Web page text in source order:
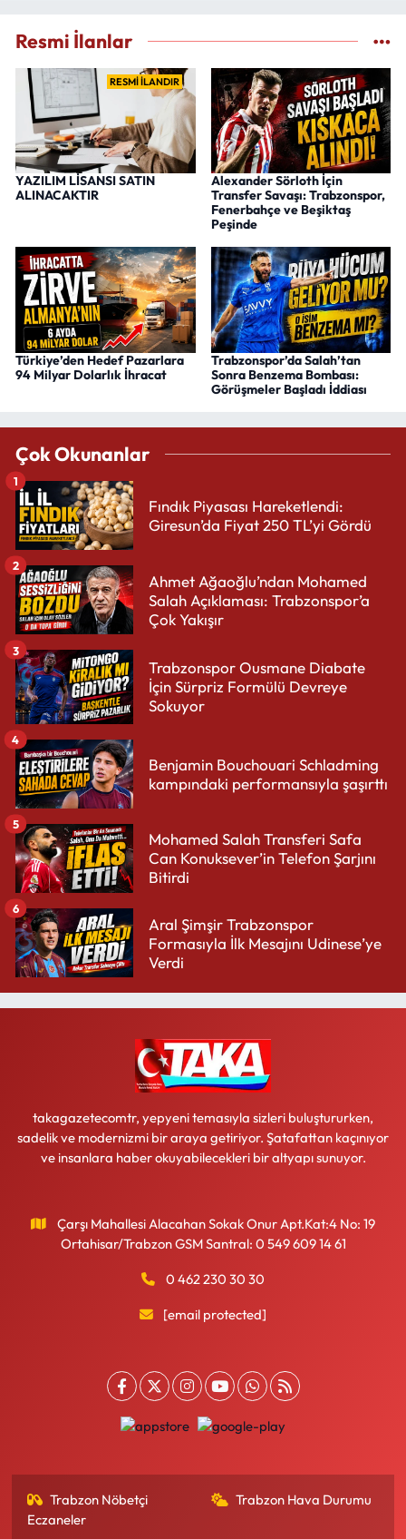
Resmi İlanlar
RESMİ İLANDIR
YAZILIM LİSANSI SATIN
ALINACAKTIR
Alexander Sörloth İçin
Transfer Savaşı: Trabzonspor,
Fenerbahçe ve Beşiktaş
Peşinde
Türkiye’den Hedef Pazarlara
94 Milyar Dolarlık İhracat
Trabzonspor’da Salah’tan
Sonra Benzema Bombası:
Görüşmeler Başladı İddiası
Çok Okunanlar
Fındık Piyasası Hareketlendi:
Giresun’da Fiyat 250 TL’yi Gördü
1
Ahmet Ağaoğlu’ndan Mohamed
Salah Açıklaması: Trabzonspor’a
Çok Yakışır
2
Trabzonspor Ousmane Diabate
İçin Sürpriz Formülü Devreye
Sokuyor
3
Benjamin Bouchouari Schladming
kampındaki performansıyla şaşırttı
4
Mohamed Salah Transferi Safa
Can Konuksever’in Telefon Şarjını
Bitirdi
5
Aral Şimşir Trabzonspor
Formasıyla İlk Mesajını Udinese’ye
Verdi
6
takagazetecomtr, yepyeni temasıyla sizleri buluştururken,
sadelik ve modernizmi bir araya getiriyor. Şatafattan kaçınıyor
ve insanlara haber okuyabilecekleri bir altyapı sunuyor.
Çarşı Mahallesi Alacahan Sokak Onur Apt.Kat:4 No: 19
Ortahisar/Trabzon GSM Santral: 0 549 609 14 61
0 462 230 30 30
[email protected]
Trabzon Nöbetçi
Eczaneler
Trabzon Hava Durumu